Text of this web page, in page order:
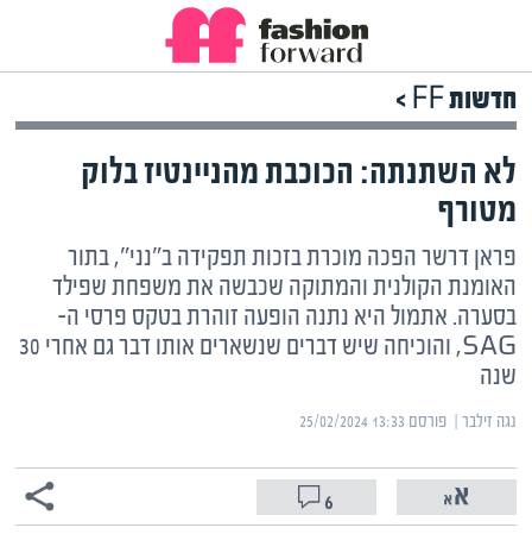
חדשות FF >
לא השתנתה: הכוכבת מהניינטיז בלוק
מטורף
פראן דרשר הפכה מוכרת בזכות תפקידה ב"נני", בתור
האומנת הקולנית והמתוקה שכבשה את משפחת שפילד
בסערה. אתמול היא נתנה הופעה זוהרת בטקס פרסי ה-
SAG, והוכיחה שיש דברים שנשארים אותו דבר גם אחרי 30
שנה
נגה זילבר | ‏פורסם ‎25/02/2024 13:33
6